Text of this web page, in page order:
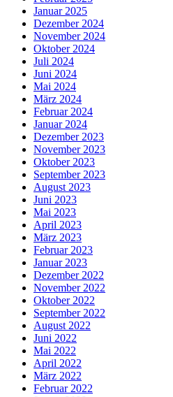
Januar 2025
Dezember 2024
November 2024
Oktober 2024
Juli 2024
Juni 2024
Mai 2024
März 2024
Februar 2024
Januar 2024
Dezember 2023
November 2023
Oktober 2023
September 2023
August 2023
Juni 2023
Mai 2023
April 2023
März 2023
Februar 2023
Januar 2023
Dezember 2022
November 2022
Oktober 2022
September 2022
August 2022
Juni 2022
Mai 2022
April 2022
März 2022
Februar 2022